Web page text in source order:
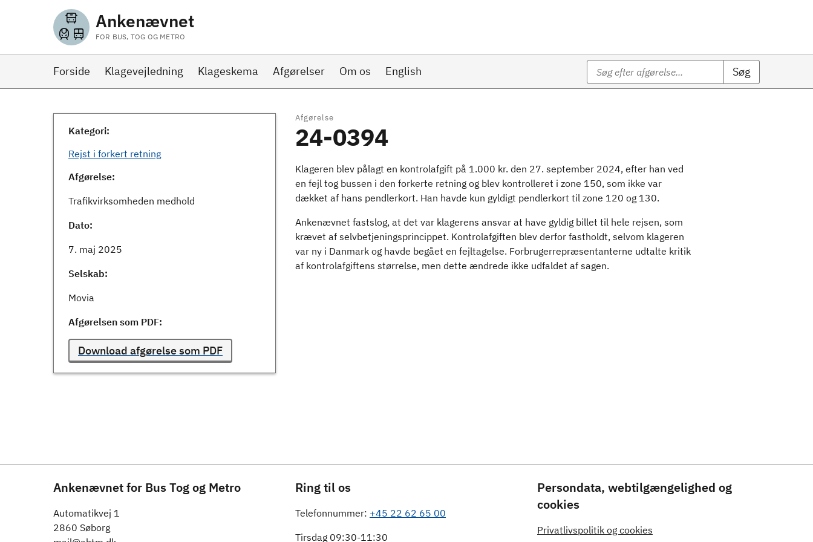
Ankenævnet
FOR BUS, TOG OG METRO
Forside Klagevejledning Klageskema Afgørelser Om os English Søg
Kategori:
Rejst i forkert retning
Afgørelse:
Trafikvirksomheden medhold
Dato:
7. maj 2025
Selskab:
Movia
Afgørelsen som PDF:
Download afgørelse som PDF
Afgørelse
24-0394
Klageren blev pålagt en kontrolafgift på 1.000 kr. den 27. september 2024, efter han ved
en fejl tog bussen i den forkerte retning og blev kontrolleret i zone 150, som ikke var
dækket af hans pendlerkort. Han havde kun gyldigt pendlerkort til zone 120 og 130.
Ankenævnet fastslog, at det var klagerens ansvar at have gyldig billet til hele rejsen, som
krævet af selvbetjeningsprincippet. Kontrolafgiften blev derfor fastholdt, selvom klageren
var ny i Danmark og havde begået en fejltagelse. Forbrugerrepræsentanterne udtalte kritik
af kontrolafgiftens størrelse, men dette ændrede ikke udfaldet af sagen.
Ankenævnet for Bus Tog og Metro
Automatikvej 1
2860 Søborg
Ring til os
Telefonnummer: +45 22 62 65 00
Tirsdag 09:30-11:30
Persondata, webtilgængelighed og
cookies
Privatlivspolitik og cookies